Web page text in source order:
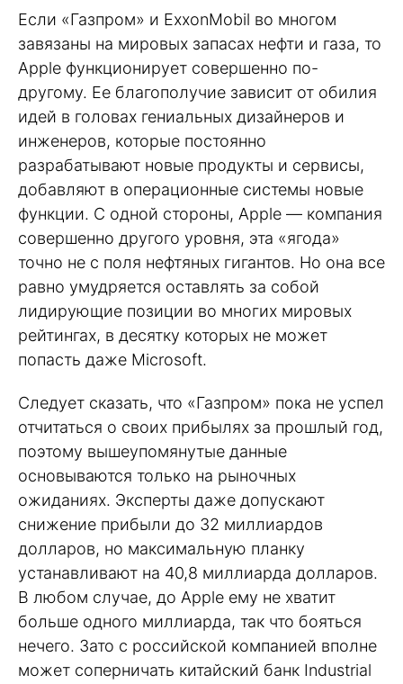
Если «Газпром» и ExxonMobil во многом
завязаны на мировых запасах нефти и газа, то
Apple функционирует совершенно по-
другому. Ее благополучие зависит от обилия
идей в головах гениальных дизайнеров и
инженеров, которые постоянно
разрабатывают новые продукты и сервисы,
добавляют в операционные системы новые
функции. С одной стороны, Apple — компания
совершенно другого уровня, эта «ягода»
точно не с поля нефтяных гигантов. Но она все
равно умудряется оставлять за собой
лидирующие позиции во многих мировых
рейтингах, в десятку которых не может
попасть даже Microsoft.
Следует сказать, что «Газпром» пока не успел
отчитаться о своих прибылях за прошлый год,
поэтому вышеупомянутые данные
основываются только на рыночных
ожиданиях. Эксперты даже допускают
снижение прибыли до 32 миллиардов
долларов, но максимальную планку
устанавливают на 40,8 миллиарда долларов.
В любом случае, до Apple ему не хватит
больше одного миллиарда, так что бояться
нечего. Зато с российской компанией вполне
может соперничать китайский банк Industrial